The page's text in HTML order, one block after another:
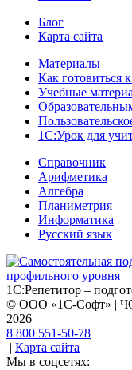
Блог
Карта сайта
Материалы
Как готовиться
Учебные
1С:Урок для
Справочник
Арифметика
Алгебра
Планиметрия
Информатика
Русский язык
1С:Репетитор –
© ООО «1С-Софт» |
2026
8 800 551-50-78
| Карта сайта
Мы в соцсетях: